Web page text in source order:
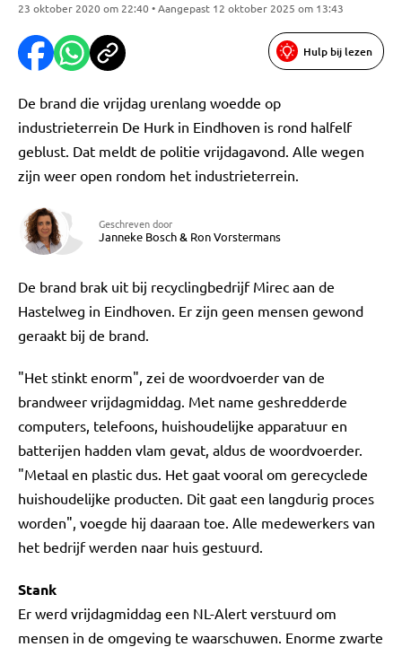
23 oktober 2020 om 22:40 • Aangepast 12 oktober 2025 om 13:43
Hulp bij lezen
De brand die vrijdag urenlang woedde op
industrieterrein De Hurk in Eindhoven is rond halfelf
geblust. Dat meldt de politie vrijdagavond. Alle wegen
zijn weer open rondom het industrieterrein.
Geschreven door
Janneke Bosch& Ron Vorstermans
De brand brak uit bij recyclingbedrijf Mirec aan de
Hastelweg in Eindhoven. Er zijn geen mensen gewond
geraakt bij de brand.
"Het stinkt enorm", zei de woordvoerder van de
brandweer vrijdagmiddag. Met name geshredderde
computers, telefoons, huishoudelijke apparatuur en
batterijen hadden vlam gevat, aldus de woordvoerder.
"Metaal en plastic dus. Het gaat vooral om gerecyclede
huishoudelijke producten. Dit gaat een langdurig proces
worden", voegde hij daaraan toe. Alle medewerkers van
het bedrijf werden naar huis gestuurd.
Stank
Er werd vrijdagmiddag een NL-Alert verstuurd om
mensen in de omgeving te waarschuwen. Enorme zwarte